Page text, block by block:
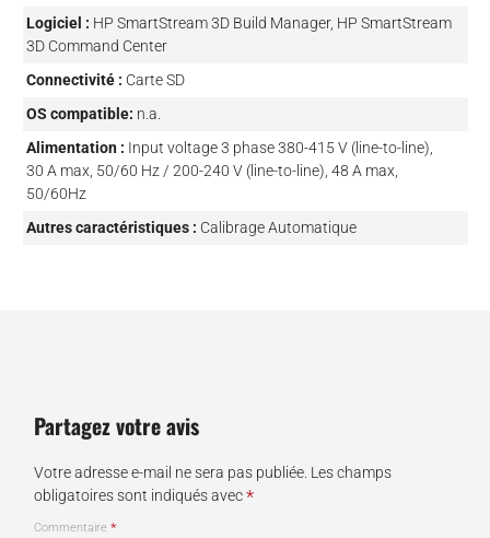
Logiciel : HP SmartStream 3D Build Manager, HP SmartStream
3D Command Center
Connectivité : Carte SD
OS compatible: n.a.
Alimentation : Input voltage 3 phase 380-415 V (line-to-line),
30 A max, 50/60 Hz / 200-240 V (line-to-line), 48 A max,
50/60Hz
Autres caractéristiques : Calibrage Automatique
Partagez votre avis
Votre adresse e-mail ne sera pas publiée. Les champs
obligatoires sont indiqués avec*
Commentaire *